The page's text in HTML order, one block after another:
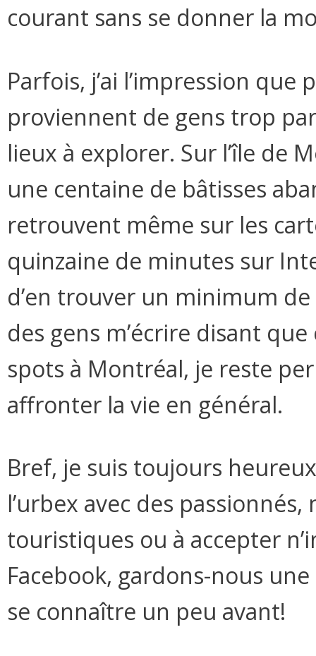
courant sans se donner la
Parfois, j’ai l’impression
proviennent de gens trop
lieux à explorer. Sur l’île de
une centaine de bâtisses
retrouvent même sur les
quinzaine de minutes sur
d’en trouver un minimum
des gens m’écrire disant
spots à Montréal, je reste
affronter la vie en général.
Bref, je suis toujours
l’urbex avec des
touristiques ou à accepter
Facebook, gardons-nous
se connaître un peu avant!